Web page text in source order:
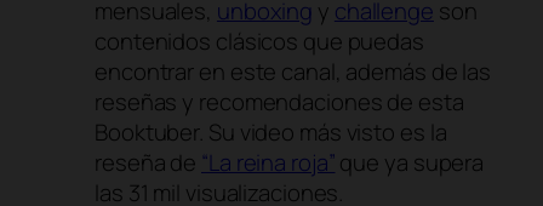
mensuales, unboxing y challenge son
contenidos clásicos que puedas
encontrar en este canal, además de las
reseñas y recomendaciones de esta
Booktuber. Su video más visto es la
reseña de “La reina roja”que ya supera
las 31 mil visualizaciones.